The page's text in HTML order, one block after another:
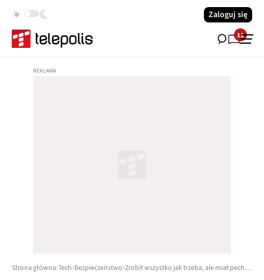
Zaloguj się
11
Strona główna Tech Bezpieczeństwo Zrobił wszystko jak trzeba, ale miał pecha. Stracił 5 tys. zł